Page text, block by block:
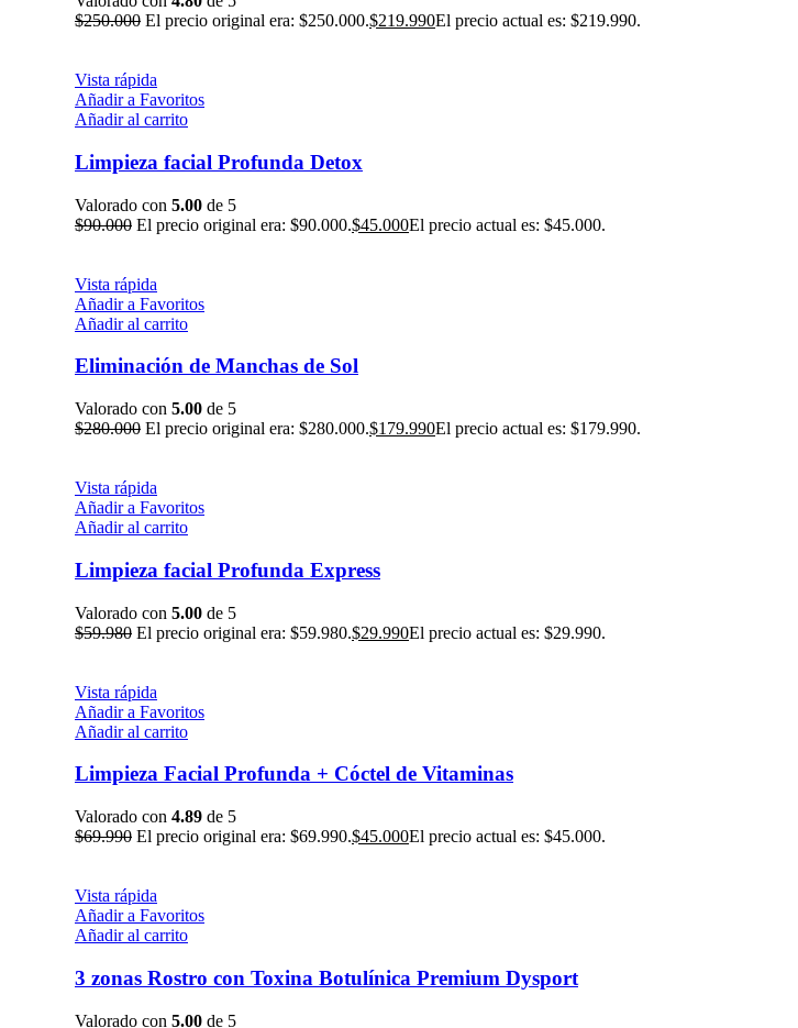
$250.000 El precio original era: $250.000.$219.990El precio actual es: $219.990.
Vista rápida
Añadir a Favoritos
Añadir al carrito
Limpieza facial Profunda Detox
Valorado con 5.00 de 5
$90.000 El precio original era: $90.000.$45.000El precio actual es: $45.000.
Vista rápida
Añadir a Favoritos
Añadir al carrito
Eliminación de Manchas de Sol
Valorado con 5.00 de 5
$280.000 El precio original era: $280.000.$179.990El precio actual es: $179.990.
Vista rápida
Añadir a Favoritos
Añadir al carrito
Limpieza facial Profunda Express
Valorado con 5.00 de 5
$59.980 El precio original era: $59.980.$29.990El precio actual es: $29.990.
Vista rápida
Añadir a Favoritos
Añadir al carrito
Limpieza Facial Profunda + Cóctel de Vitaminas
Valorado con 4.89 de 5
$69.990 El precio original era: $69.990.$45.000El precio actual es: $45.000.
Vista rápida
Añadir a Favoritos
Añadir al carrito
3 zonas Rostro con Toxina Botulínica Premium Dysport
Valorado con 5.00 de 5